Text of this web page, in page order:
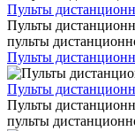
Пульты
Пульты
пульты
Пульты
Пульты
Пульты
пульты